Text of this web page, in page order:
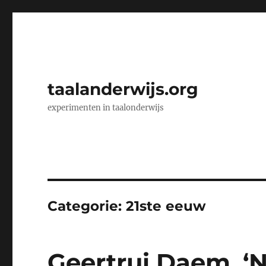
taalanderwijs.org
experimenten in taalonderwijs
Categorie:21ste eeuw